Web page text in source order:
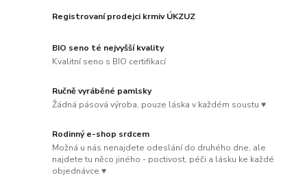
Registrovaní prodejci krmiv ÚKZUZ
BIO seno té nejvyšší kvality
Kvalitní seno s BIO certifikací
Ručně vyráběné pamlsky
Žádná pásová výroba, pouze láska v každém soustu ♥
Rodinný e-shop srdcem
Možná u nás nenajdete odeslání do druhého dne, ale
najdete tu něco jiného - poctivost, péči a lásku ke každé
objednávce ♥